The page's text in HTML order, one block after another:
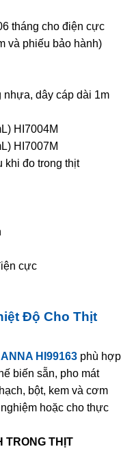
tháng cho điện cực
và phiếu bảo hành)
dây cáp dài 1m
HI7004M
HI7007M
khi đo trong thịt
cực
Độ Cho Thịt
HI99163 phù hợp
biến sẵn, pho mát
bột, kem và cơm
hoặc cho thực
TRONG THỊT